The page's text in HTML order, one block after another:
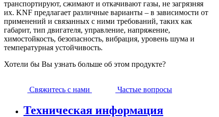
транспортируют, сжимают и откачивают газы, не загрязняя
их. KNF предлагает различные варианты – в зависимости от
применений и связанных с ними требований, таких как
габарит, тип двигателя, управление, напряжение,
химостойкость, безопасность, вибрация, уровень шума и
температурная устойчивость.
Хотели бы Вы узнать больше об этом продукте?
Свяжитесь с нами Частые вопросы
Техническая информация